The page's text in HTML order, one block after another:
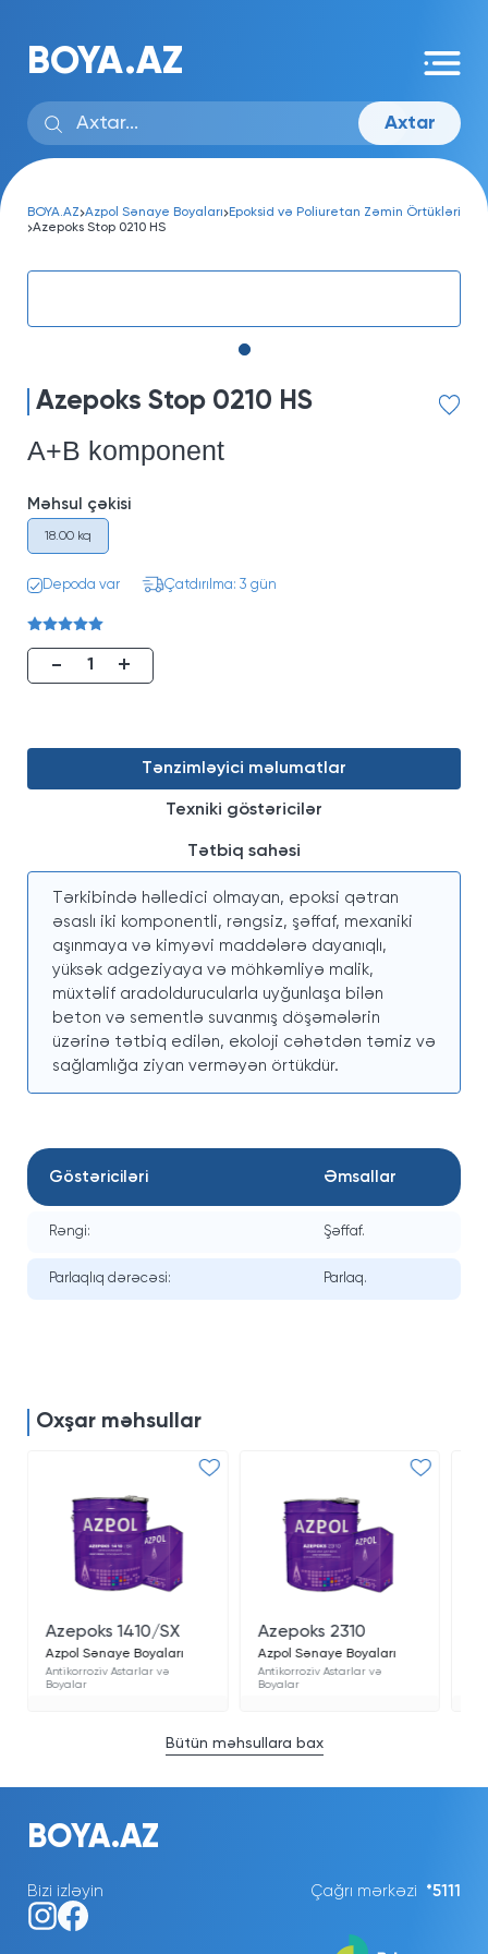
BOYA.AZ
Axtar
BOYA.AZ Azpol Sənaye Boyaları
Epoksid və Poliuretan Zəmin Örtükləri
Azepoks Stop 0210 HS
Azepoks Stop 0210 HS
A+B komponent
Depoda var Çatdırılma: 3 gün
Məhsul çəkisi
18.00 kq
- +
Tənzimləyici məlumatlar
Texniki göstəricilər
Tətbiq sahəsi
Tərkibində həlledici olmayan, epoksi qətran
əsaslı iki komponentli, rəngsiz, şəffaf, mexaniki
aşınmaya və kimyəvi maddələrə dayanıqlı,
yüksək adgeziyaya və möhkəmliyə malik,
müxtəlif aradoldurucularla uyğunlaşa bilən
beton və sementlə suvanmış döşəmələrin
üzərinə tətbiq edilən, ekoloji cəhətdən təmiz və
sağlamlığa ziyan verməyən örtükdür.
Göstəriciləri Əmsallar
Rəngi: Şəffaf.
Parlaqlıq dərəcəsi: Parlaq.
Oxşar məhsullar
Bütün məhsullara bax
Azepoks 1410/SX
Azpol Sənaye Boyaları
Antikorroziv Astarlar və
Boyalar
Azepoks 2310
Azpol Sənaye Boyaları
Antikorroziv Astarlar və
Boyalar
BOYA.AZ
Çağrı mərkəzi *5111
Bizi izləyin